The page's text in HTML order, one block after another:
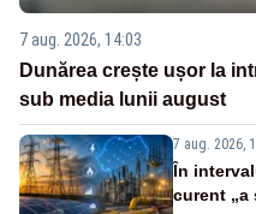
7 aug. 2026, 14:03
Dunărea crește ușor la
sub media lunii august
7 aug. 2026,
În
curent „a